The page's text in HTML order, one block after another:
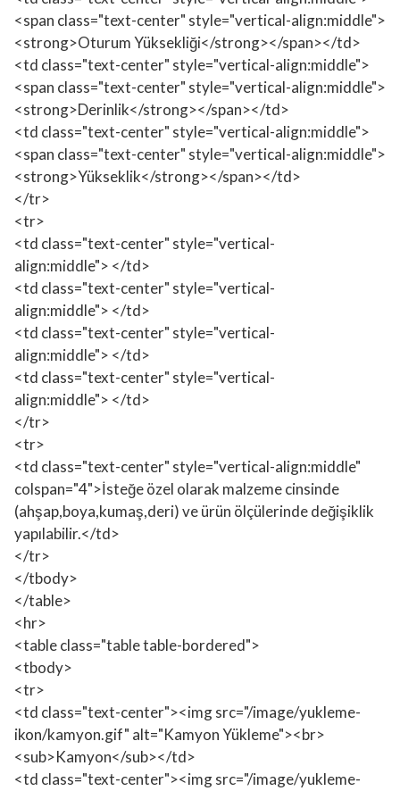
<span class="text-center" style="vertical-align:middle">
<strong>Oturum Yüksekliği</strong></span></td>
<td class="text-center" style="vertical-align:middle">
<span class="text-center" style="vertical-align:middle">
<strong>Derinlik</strong></span></td>
<td class="text-center" style="vertical-align:middle">
<span class="text-center" style="vertical-align:middle">
<strong>Yükseklik</strong></span></td>
</tr>
<tr>
<td class="text-center" style="vertical-
align:middle"> </td>
<td class="text-center" style="vertical-
align:middle"> </td>
<td class="text-center" style="vertical-
align:middle"> </td>
<td class="text-center" style="vertical-
align:middle"> </td>
</tr>
<tr>
<td class="text-center" style="vertical-align:middle"
colspan="4">İsteğe özel olarak malzeme cinsinde
(ahşap,boya,kumaş,deri) ve ürün ölçülerinde değişiklik
yapılabilir.</td>
</tr>
</tbody>
</table>
<hr>
<table class="table table-bordered">
<tbody>
<tr>
<td class="text-center"><img src="/image/yukleme-
ikon/kamyon.gif" alt="Kamyon Yükleme"><br>
<sub>Kamyon</sub></td>
<td class="text-center"><img src="/image/yukleme-